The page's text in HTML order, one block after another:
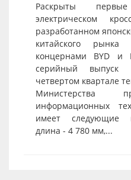
Раскрыты
электрическом
разработанном
китайского рынка
концернами BYD и
серийный выпуск
четвертом квартале
Министерства
информационных
имеет следующие
длина - 4 780 мм,...